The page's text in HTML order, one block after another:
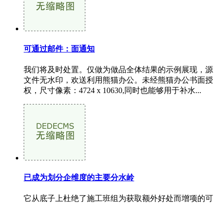
可通过邮件：面通知
我们将及时处置。仅做为做品全体结果的示例展现，源
文件无水印，欢送利用熊猫办公。未经熊猫办公书面授
权，尺寸像素：4724 x 10630,同时也能够用于补水...
已成为划分企维度的主要分水岭
它从底子上杜绝了施工班组为获取额外好处而增项的可